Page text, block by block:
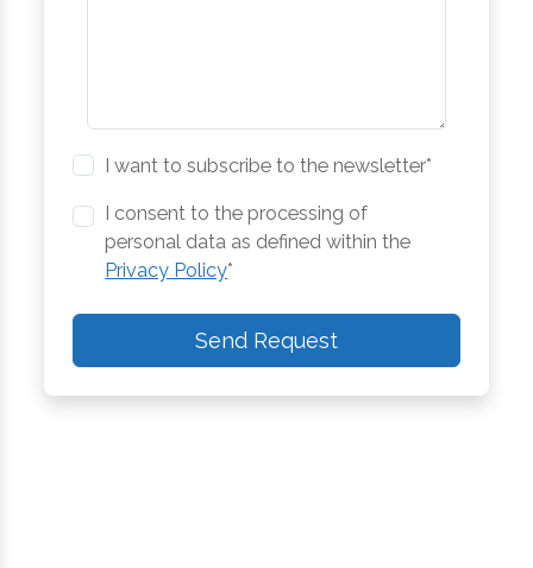
I want to subscribe to the newsletter*
I consent to the processing of
personal data as defined within the
Privacy Policy*
Send Request